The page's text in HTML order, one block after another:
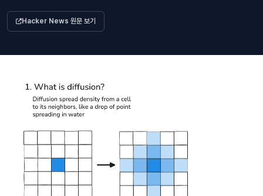
Hacker News 원문 보기